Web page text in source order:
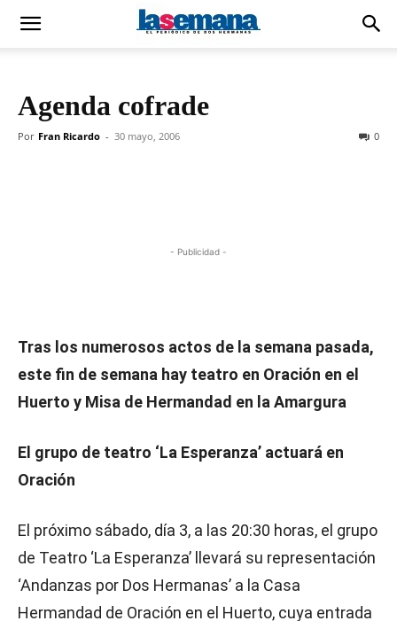
Agenda cofrade
Por Fran Ricardo - 30 mayo, 2006 0
- Publicidad -
Tras los numerosos actos de la semana pasada,
este fin de semana hay teatro en Oración en el
Huerto y Misa de Hermandad en la Amargura
El grupo de teatro ‘La Esperanza’ actuará en
Oración
El próximo sábado, día 3, a las 20:30 horas, el grupo
de Teatro ‘La Esperanza’ llevará su representación
‘Andanzas por Dos Hermanas’ a la Casa
Hermandad de Oración en el Huerto, cuya entrada